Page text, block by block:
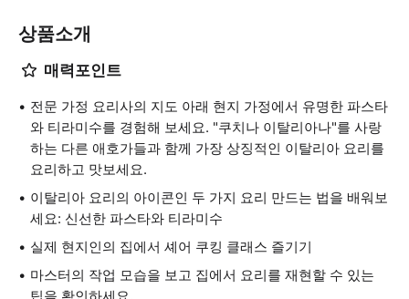
상품소개
매력포인트
전문 가정 요리사의 지도 아래 현지 가정에서 유명한 파스타
와 티라미수를 경험해 보세요. "쿠치나 이탈리아나"를 사랑
하는 다른 애호가들과 함께 가장 상징적인 이탈리아 요리를
요리하고 맛보세요.
이탈리아 요리의 아이콘인 두 가지 요리 만드는 법을 배워보
세요: 신선한 파스타와 티라미수
실제 현지인의 집에서 셰어 쿠킹 클래스 즐기기
마스터의 작업 모습을 보고 집에서 요리를 재현할 수 있는